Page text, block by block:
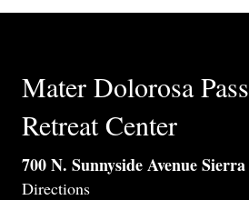
Mater Dolorosa
Retreat Center
700 N. Sunnyside Avenue
Directions